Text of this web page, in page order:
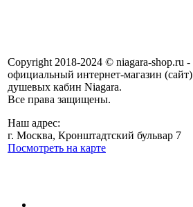
Copyright 2018-2024 © niagara-shop.ru -
официальный интернет-магазин (сайт)
душевых кабин Niagara.
Все права защищены.
Наш адрес:
г. Москва, Кронштадтский бульвар 7
Посмотреть на карте